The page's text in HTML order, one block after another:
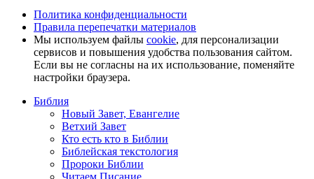
Политика конфиденциальности
Правила перепечатки материалов
Мы используем файлы cookie, для персонализации
сервисов и повышения удобства пользования сайтом.
Если вы не согласны на их использование, поменяйте
настройки браузера.
Библия
Новый Завет, Евангелие
Ветхий Завет
Кто есть кто в Библии
Библейская текстология
Пророки Библии